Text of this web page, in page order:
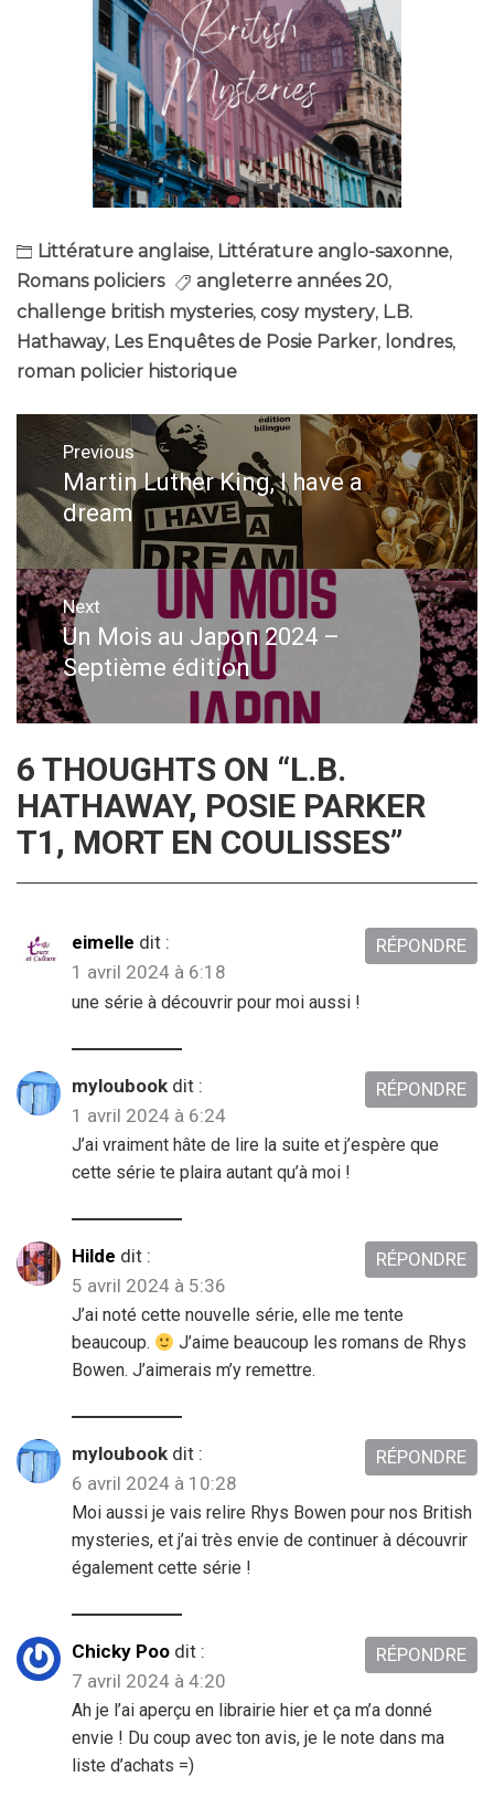
Littérature anglaise, Littérature anglo-saxonne,
Romans policiers
angleterre années 20,
challenge british mysteries, cosy mystery, L.B.
Hathaway, Les Enquêtes de Posie Parker, londres,
roman policier historique
Navigation
de
l’article
Previous
Previous
post:
Martin Luther King, I have a
dream
Next
Next
post:
Un Mois au Japon 2024 –
Septième édition
6 THOUGHTS ON “L.B.
HATHAWAY, POSIE PARKER
T1, MORT EN COULISSES”
eimelle dit :
1 avril 2024 à 6:18
une série à découvrir pour moi aussi !
RÉPONDRE
myloubook dit :
1 avril 2024 à 6:24
J’ai vraiment hâte de lire la suite et j’espère que
cette série te plaira autant qu’à moi !
RÉPONDRE
Hilde dit :
5 avril 2024 à 5:36
J’ai noté cette nouvelle série, elle me tente
beaucoup.
J’aime beaucoup les romans de Rhys
Bowen. J’aimerais m’y remettre.
RÉPONDRE
myloubook dit :
6 avril 2024 à 10:28
Moi aussi je vais relire Rhys Bowen pour nos British
mysteries, et j’ai très envie de continuer à découvrir
également cette série !
RÉPONDRE
Chicky Poo dit :
7 avril 2024 à 4:20
Ah je l’ai aperçu en librairie hier et ça m’a donné
envie ! Du coup avec ton avis, je le note dans ma
liste d’achats =)
RÉPONDRE